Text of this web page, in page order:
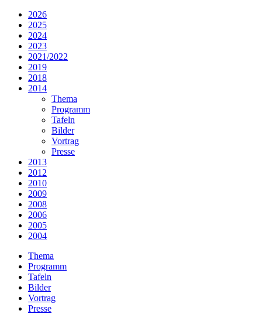
2026
2025
2024
2023
2021/2022
2019
2018
2014
Thema
Programm
Tafeln
Bilder
Vortrag
Presse
2013
2012
2010
2009
2008
2006
2005
2004
Thema
Programm
Tafeln
Bilder
Vortrag
Presse